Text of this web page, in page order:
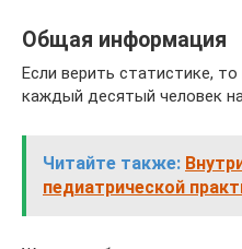
Общая информация
Если верить статистике,
каждый десятый человек
Читайте также:
педиатрической